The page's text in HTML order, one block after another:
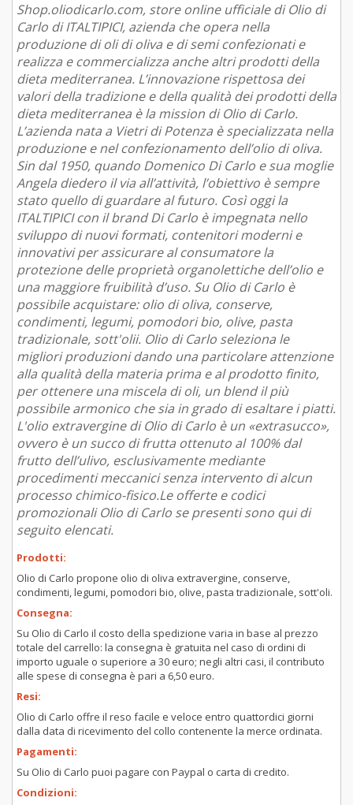
Shop.oliodicarlo.com, store online ufficiale di Olio di
Carlo di ITALTIPICI, azienda che opera nella
produzione di oli di oliva e di semi confezionati e
realizza e commercializza anche altri prodotti della
dieta mediterranea. L’innovazione rispettosa dei
valori della tradizione e della qualità dei prodotti della
dieta mediterranea è la mission di Olio di Carlo.
L’azienda nata a Vietri di Potenza è specializzata nella
produzione e nel confezionamento dell’olio di oliva.
Sin dal 1950, quando Domenico Di Carlo e sua moglie
Angela diedero il via all’attività, l’obiettivo è sempre
stato quello di guardare al futuro. Così oggi la
ITALTIPICI con il brand Di Carlo è impegnata nello
sviluppo di nuovi formati, contenitori moderni e
innovativi per assicurare al consumatore la
protezione delle proprietà organolettiche dell’olio e
una maggiore fruibilità d’uso. Su Olio di Carlo è
possibile acquistare: olio di oliva, conserve,
condimenti, legumi, pomodori bio, olive, pasta
tradizionale, sott'olii. Olio di Carlo seleziona le
migliori produzioni dando una particolare attenzione
alla qualità della materia prima e al prodotto finito,
per ottenere una miscela di oli, un blend il più
possibile armonico che sia in grado di esaltare i piatti.
L'olio extravergine di Olio di Carlo è un «extrasucco»,
ovvero è un succo di frutta ottenuto al 100% dal
frutto dell’ulivo, esclusivamente mediante
procedimenti meccanici senza intervento di alcun
processo chimico-fisico.Le offerte e codici
promozionali Olio di Carlo se presenti sono qui di
seguito elencati.
Prodotti:
Olio di Carlo propone olio di oliva extravergine, conserve,
condimenti, legumi, pomodori bio, olive, pasta tradizionale, sott'oli.
Consegna:
Su Olio di Carlo il costo della spedizione varia in base al prezzo
totale del carrello: la consegna è gratuita nel caso di ordini di
importo uguale o superiore a 30 euro; negli altri casi, il contributo
alle spese di consegna è pari a 6,50 euro.
Resi:
Olio di Carlo offre il reso facile e veloce entro quattordici giorni
dalla data di ricevimento del collo contenente la merce ordinata.
Pagamenti:
Su Olio di Carlo puoi pagare con Paypal o carta di credito.
Condizioni: